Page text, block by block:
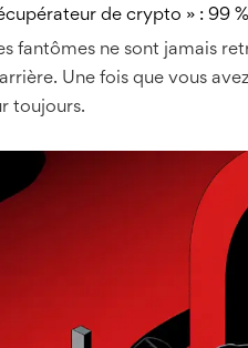
de crypto » : 99
fantômes ne sont jamais
Une fois que vous
toujours.